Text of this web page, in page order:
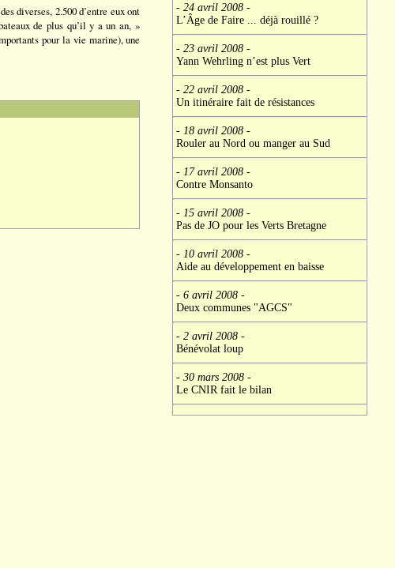
diverses, 2.500 d’entre eux ont
de plus qu’il y a un an, »
pour la vie marine), une
- 24 avril 2008-
L’Âge de Faire ... déjà rouillé ?
- 23 avril 2008-
Yann Wehrling n’est plus Vert
- 22 avril 2008-
Un itinéraire fait de résistances
- 18 avril 2008-
Rouler au Nord ou manger au Sud
- 17 avril 2008-
Contre Monsanto
- 15 avril 2008-
Pas de JO pour les Verts Bretagne
- 10 avril 2008-
Aide au développement en baisse
- 6 avril 2008-
Deux communes "AGCS"
- 2 avril 2008-
Bénévolat loup
- 30 mars 2008-
Le CNIR fait le bilan